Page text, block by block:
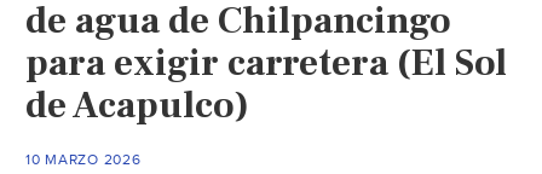
IMSS-
Bienestar
(La
de agua de Chilpancingo
para exigir carretera (El Sol
de Acapulco)
10 MARZO 2026